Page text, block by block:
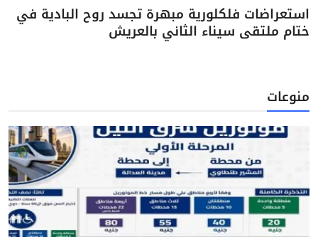
استعراضات فلكلورية مبهرة تجسد روح البادية في
ختام ملتقى سيناء الثاني بالعريش
منوعات